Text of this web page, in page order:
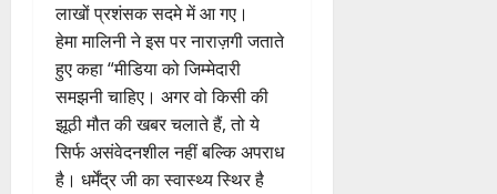
लाखों प्रशंसक सदमे में आ गए।
हेमा मालिनी ने इस पर नाराज़गी जताते
हुए कहा “मीडिया को जिम्मेदारी
समझनी चाहिए। अगर वो किसी की
झूठी मौत की खबर चलाते हैं, तो ये
सिर्फ असंवेदनशील नहीं बल्कि अपराध
है। धर्मेंद्र जी का स्वास्थ्य स्थिर है